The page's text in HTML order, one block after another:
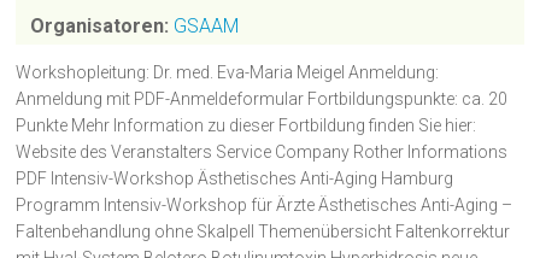
Organisatoren: GSAAM
Workshopleitung: Dr. med. Eva-Maria Meigel Anmeldung:
Anmeldung mit PDF-Anmeldeformular Fortbildungspunkte: ca. 20
Punkte Mehr Information zu dieser Fortbildung finden Sie hier:
Website des Veranstalters Service Company Rother Informations
PDF Intensiv-Workshop Ästhetisches Anti-Aging Hamburg
Programm Intensiv-Workshop für Ärzte Ästhetisches Anti-Aging –
Faltenbehandlung ohne Skalpell Themenübersicht Faltenkorrektur